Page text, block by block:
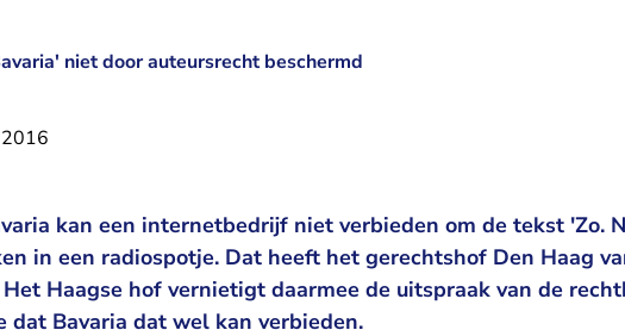
niet door auteursrecht beschermd
kan een internetbedrijf niet verbieden om de tekst 'Zo.
in een radiospotje. Dat heeft het gerechtshof Den Haag
Haagse hof vernietigt daarmee de uitspraak van de
dat Bavaria dat wel kan verbieden.